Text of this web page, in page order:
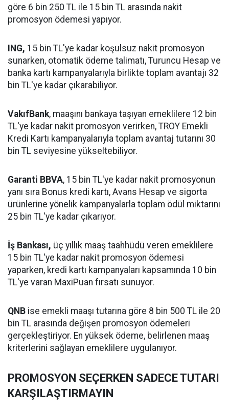
göre 6 bin 250 TL ile 15 bin TL arasında nakit
promosyon ödemesi yapıyor.
ING, 15 bin TL'ye kadar koşulsuz nakit promosyon
sunarken, otomatik ödeme talimatı, Turuncu Hesap ve
banka kartı kampanyalarıyla birlikte toplam avantajı 32
bin TL'ye kadar çıkarabiliyor.
VakıfBank, maaşını bankaya taşıyan emeklilere 12 bin
TL'ye kadar nakit promosyon verirken, TROY Emekli
Kredi Kartı kampanyalarıyla toplam avantaj tutarını 30
bin TL seviyesine yükseltebiliyor.
Garanti BBVA, 15 bin TL'ye kadar nakit promosyonun
yanı sıra Bonus kredi kartı, Avans Hesap ve sigorta
ürünlerine yönelik kampanyalarla toplam ödül miktarını
25 bin TL'ye kadar çıkarıyor.
İş Bankası, üç yıllık maaş taahhüdü veren emeklilere
15 bin TL'ye kadar nakit promosyon ödemesi
yaparken, kredi kartı kampanyaları kapsamında 10 bin
TL'ye varan MaxiPuan fırsatı sunuyor.
QNB ise emekli maaşı tutarına göre 8 bin 500 TL ile 20
bin TL arasında değişen promosyon ödemeleri
gerçekleştiriyor. En yüksek ödeme, belirlenen maaş
kriterlerini sağlayan emeklilere uygulanıyor.
PROMOSYON SEÇERKEN SADECE TUTARI
KARŞILAŞTIRMAYIN